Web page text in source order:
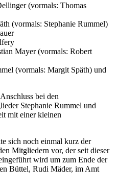
(vormals: Thomas
(vormals: Stephanie Rummel)
Mayer (vormals: Robert
(vormals: Margit Späth) und
bei den
Stephanie Rummel und
mit einer kleinen
sich noch einmal kurz der
Mitgliedern vor, der seit dieser
wird um zum Ende der
Büttel, Rudi Mäder, im Amt